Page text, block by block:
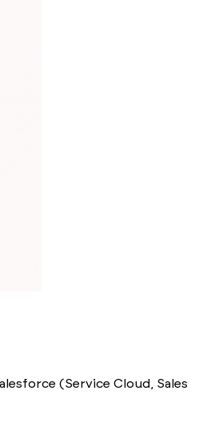
(Service Cloud, Sales